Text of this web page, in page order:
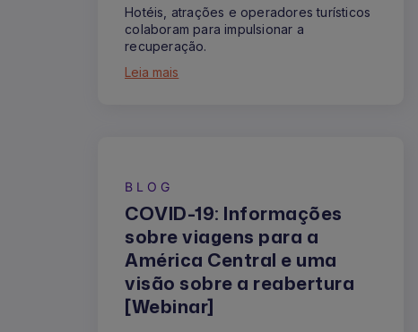
Hotéis, atrações e operadores turísticos
colaboram para impulsionar a
recuperação.
Leia mais
BLOG
COVID-19: Informações
sobre viagens para a
América Central e uma
visão sobre a reabertura
[Webinar]